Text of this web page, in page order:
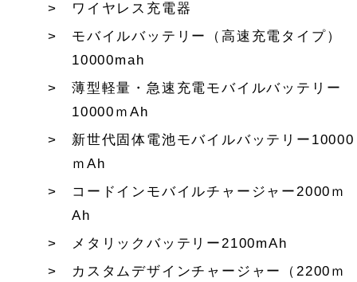
ワイヤレス充電器
モバイルバッテリー（高速充電タイプ）
10000mah
薄型軽量・急速充電モバイルバッテリー
10000ｍAh
新世代固体電池モバイルバッテリー10000
ｍAh
コードインモバイルチャージャー2000ｍ
Ah
メタリックバッテリー2100mAh
カスタムデザインチャージャー（2200ｍ